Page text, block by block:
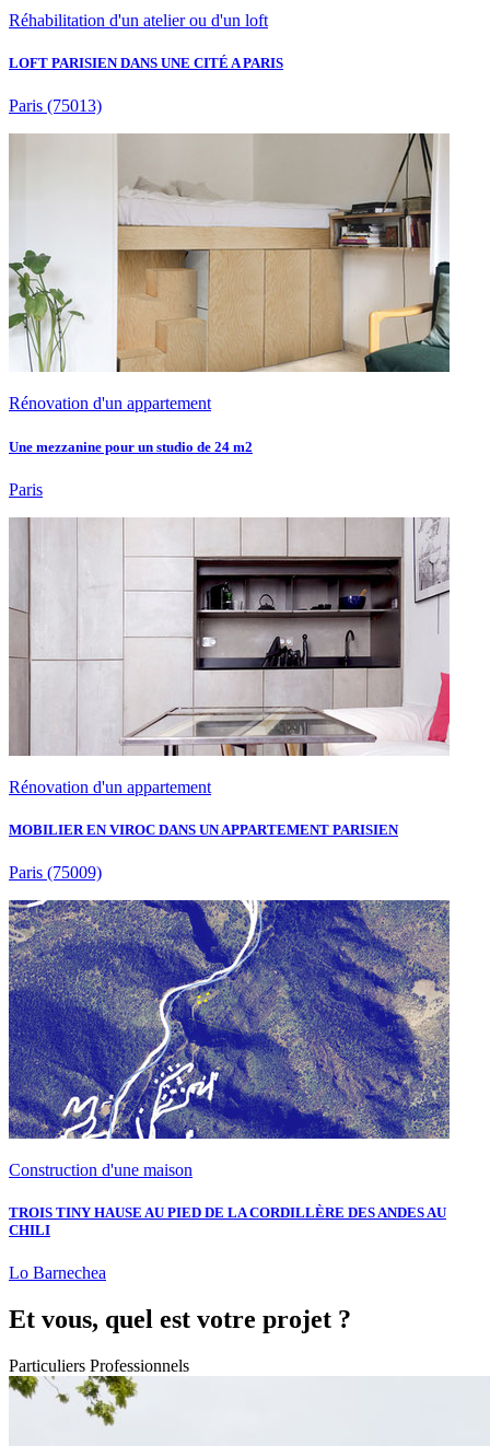
Réhabilitation d'un atelier ou d'un loft
LOFT PARISIEN DANS UNE CITÉ A PARIS
Paris (75013)
Rénovation d'un appartement
Une mezzanine pour un studio de 24 m2
Paris
Rénovation d'un appartement
MOBILIER EN VIROC DANS UN APPARTEMENT PARISIEN
Paris (75009)
Construction d'une maison
TROIS TINY HAUSE AU PIED DE LA CORDILLÈRE DES ANDES AU
CHILI
Lo Barnechea
Et vous, quel est votre projet ?
Particuliers Professionnels